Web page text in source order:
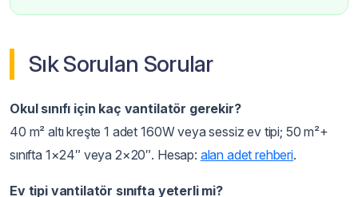
Sık Sorulan Sorular
Okul sınıfı için kaç vantilatör gerekir?
40 m² altı kreşte 1 adet 160W veya sessiz ev tipi; 50 m²+
sınıfta 1×24″ veya 2×20″. Hesap: alan adet rehberi.
Ev tipi vantilatör sınıfta yeterli mi?